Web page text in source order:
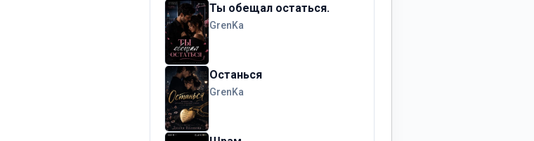
Ты обещал остаться.
GrenKa
Останься
GrenKa